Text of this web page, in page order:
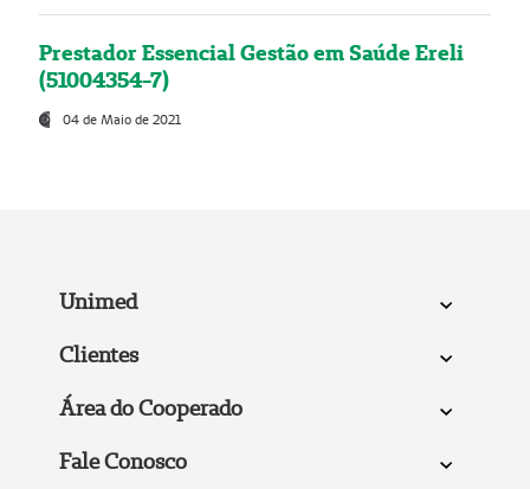
Prestador Essencial Gestão em Saúde Ereli
(51004354-7)
04 de Maio de 2021
Unimed
Clientes
Área do Cooperado
Fale Conosco